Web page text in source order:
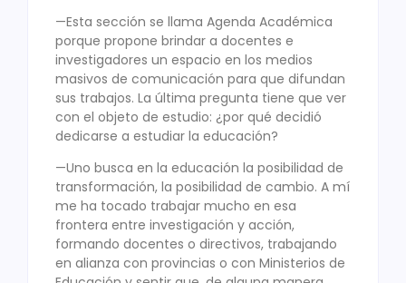
—Esta sección se llama Agenda Académica
porque propone brindar a docentes e
investigadores un espacio en los medios
masivos de comunicación para que difundan
sus trabajos. La última pregunta tiene que ver
con el objeto de estudio: ¿por qué decidió
dedicarse a estudiar la educación?
—Uno busca en la educación la posibilidad de
transformación, la posibilidad de cambio. A mí
me ha tocado trabajar mucho en esa
frontera entre investigación y acción,
formando docentes o directivos, trabajando
en alianza con provincias o con Ministerios de